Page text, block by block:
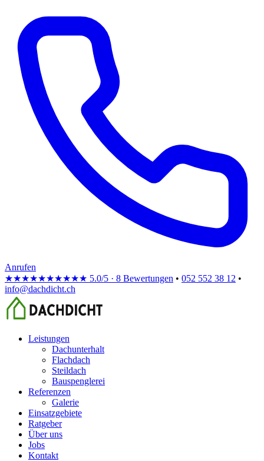
Anrufen
★★★★★★★★★★ 5.0/5 · 8 Bewertungen • 052 552 38 12 •
info@dachdicht.ch
Leistungen
Dachunterhalt
Flachdach
Steildach
Bauspenglerei
Referenzen
Galerie
Einsatzgebiete
Ratgeber
Über uns
Jobs
Kontakt